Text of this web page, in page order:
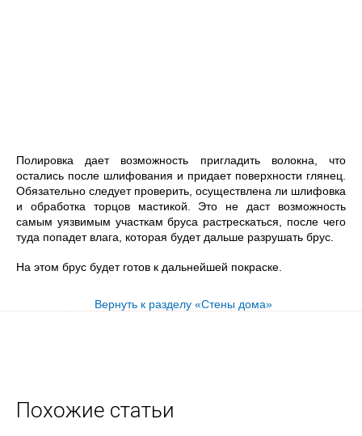
Полировка дает возможность пригладить волокна, что
остались после шлифования и придает поверхности глянец.
Обязательно следует проверить, осуществлена ли шлифовка
и обработка торцов мастикой. Это не даст возможность
самым уязвимым участкам бруса растрескаться, после чего
туда попадет влага, которая будет дальше разрушать брус.
На этом брус будет готов к дальнейшей покраске.
Вернуть к разделу «Стены дома»
Похожие статьи